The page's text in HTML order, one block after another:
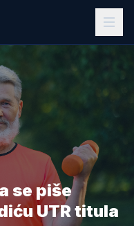
se piše
UTR titula